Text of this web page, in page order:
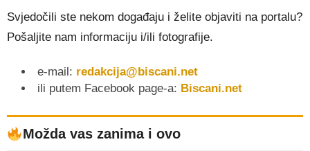
Svjedočili ste nekom događaju i želite objaviti na portalu?
Pošaljite nam informaciju i/ili fotografije.
e-mail: redakcija@biscani.net
ili putem Facebook page-a: Biscani.net
Možda vas zanima i ovo